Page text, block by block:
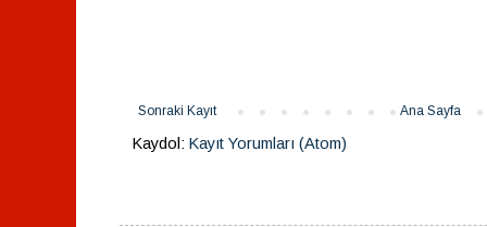
Sonraki Kayıt Ana Sayfa
Kaydol: Kayıt Yorumları (Atom)